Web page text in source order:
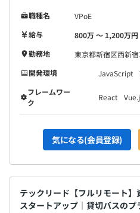
職種名
VPoE
給与
800万 〜 1,200万円
勤務地
東京都新宿区西新
開発環境
JavaScript
フレームワー
ク
React
気になる(会員登録)
テックリード【フルリモート
スタートアップ｜貸切バスの